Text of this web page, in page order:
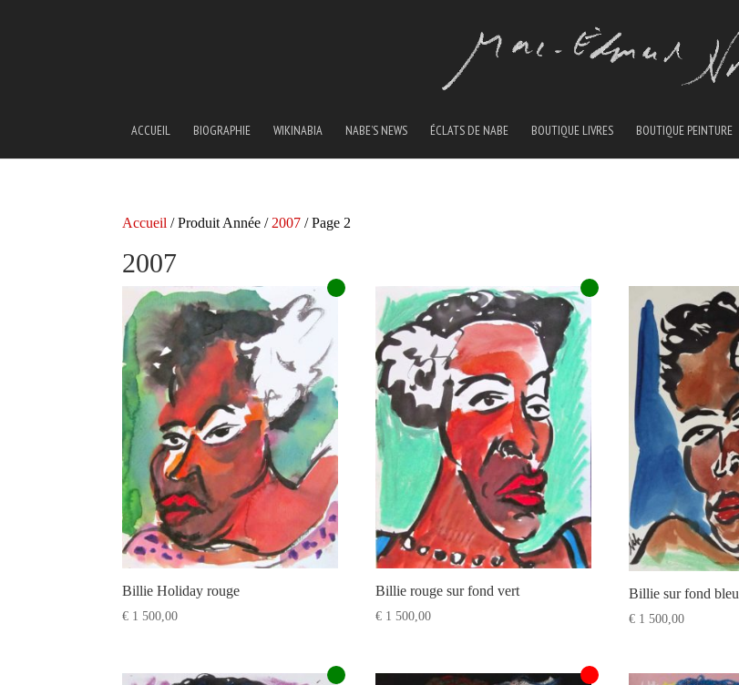
ACCUEIL BIOGRAPHIE WIKINABIA NABE’S NEWS ÉCLATS DE NABE BOUTIQUE LIVRES BOUTIQUE PEINTURE
Accueil / Produit Année / 2007 / Page 2
2007
Billie Holiday rouge
€ 1 500,00
Billie rouge sur fond vert
€ 1 500,00
Billie sur fond bleu
€ 1 500,00